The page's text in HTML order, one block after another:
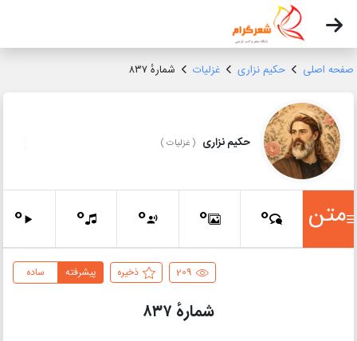
صفحه اصلی حکیم نزاری غزلیات شمارهٔ ۸۳۷
حکیم نزاری (غزلیات)
متن 0
0
0
0
0
209 ذخیره ساده پیشرفته
شمارهٔ ۸۳۷